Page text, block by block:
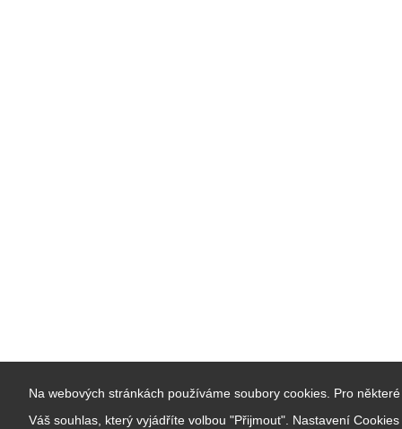
Na webových stránkách používáme soubory cookies. Pro
Váš souhlas, který vyjádříte volbou "Přijmout". Nastavení